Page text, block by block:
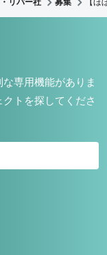
リバー社 募集 【
専用機能がありま
トを探してくださ